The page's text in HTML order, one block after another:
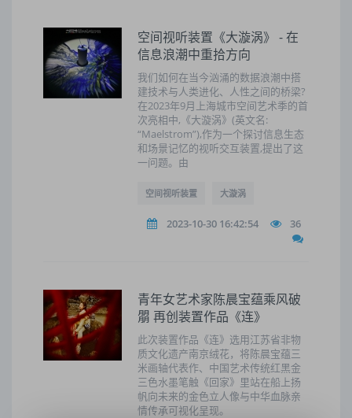
空间视听装置《大漩涡》 - 在
信息浪潮中重拾方向
我们如何在当今汹涌的数据浪潮中搭
建技术与人类进化、人性之间的桥梁?
在2023年9月上海城市空间艺术季的首
次亮相中,《大漩涡》(英文名:
“Maelstrom”),作为一个探讨信息生态
和场景记忆的视听交互装置,提出了这
一问题。由
空间视听装置 大漩涡
2023-10-30 16:42:54 36
青年女艺术家陈晨宝蕴乘风破
朤 再创装置作品《连》
此次装置作品《连》选用江苏省非物
质文化遗产南京绒花，将陈晨宝蕴三
米画轴代表作、中国艺术传统红黑金
三色水墨笔触《回家》里站在船上扬
帆向未来的金色立人像与中华血脉亲
情传承可视化呈现。